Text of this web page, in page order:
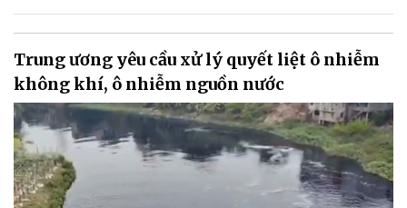
Trung ương yêu cầu xử lý quyết liệt ô nhiễm
không khí, ô nhiễm nguồn nước